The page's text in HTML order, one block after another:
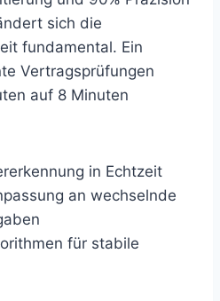
sich die
fundamental. Ein
Vertragsprüfungen
auf 8 Minuten
in Echtzeit
an wechselnde
für stabile